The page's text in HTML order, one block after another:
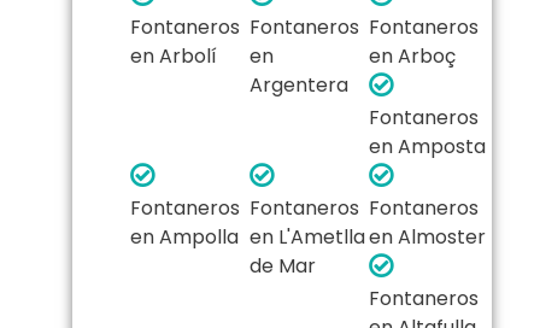
Fontaneros
en Arbolí
Fontaneros
en
Argentera
Fontaneros
en Arboç
Fontaneros
en Amposta
Fontaneros
en Ampolla
Fontaneros
en L'Ametlla
de Mar
Fontaneros
en Almoster
Fontaneros